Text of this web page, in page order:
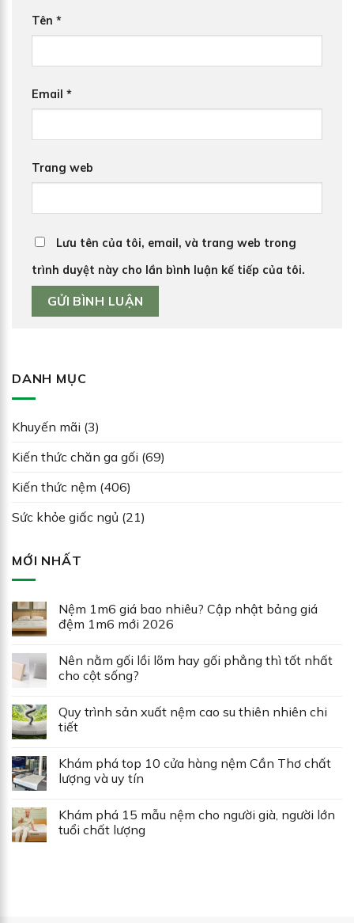
Tên *
Email *
Trang web
Lưu tên của tôi, email, và trang web trong
trình duyệt này cho lần bình luận kế tiếp của tôi.
DANH MỤC
Khuyến mãi (3)
Kiến thức chăn ga gối (69)
Kiến thức nệm (406)
Sức khỏe giấc ngủ (21)
MỚI NHẤT
Nệm 1m6 giá bao nhiêu? Cập nhật bảng giá
đệm 1m6 mới 2026
Nên nằm gối lồi lõm hay gối phẳng thì tốt nhất
cho cột sống?
Quy trình sản xuất nệm cao su thiên nhiên chi
tiết
Khám phá top 10 cửa hàng nệm Cần Thơ chất
lượng và uy tín
Khám phá 15 mẫu nệm cho người già, người lớn
tuổi chất lượng